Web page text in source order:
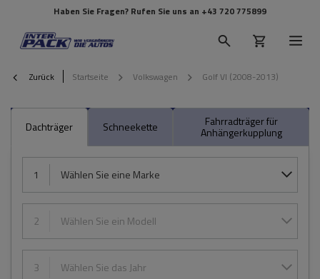
Haben Sie Fragen? Rufen Sie uns an +43 720 775899
Zurück Startseite Volkswagen Golf VI (2008-2013)
Dachträger Schneekette Fahrradträger für
Anhängerkupplung
1 Wählen Sie eine Marke
2 Wählen Sie ein Modell
3 Wählen Sie das Jahr